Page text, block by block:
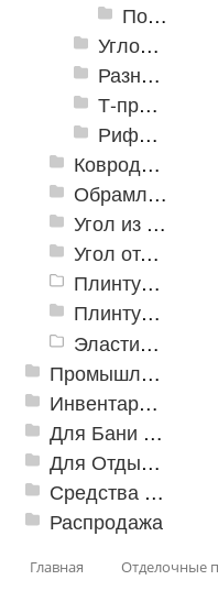
Пороги алюминиевые B-5 80х4,6 мм (скрытый крепеж)
Угловые алюминиевые пороги
Разноуровневые алюминиевые профили
Т-профиль
Рифленые алюминиевые листы и углы квинтет
Ковродержатели
Обрамление
Угол из ПВХ
Угол отделочный арочный
Плинтус для столешниц
Плинтусы «KronPlast»
Эластичный напольно-стыковочный профиль Cezar
Промышленный текстиль
Инвентарь для клининга
Для Бани и Сауны
Для Отдыха и Пикника
Средства от насекомых и садовых вредителей
Распродажа
Главная